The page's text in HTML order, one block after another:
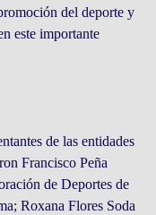
del deporte y
este importante
de las entidades
Francisco Peña
de Deportes de
Roxana Flores Soda